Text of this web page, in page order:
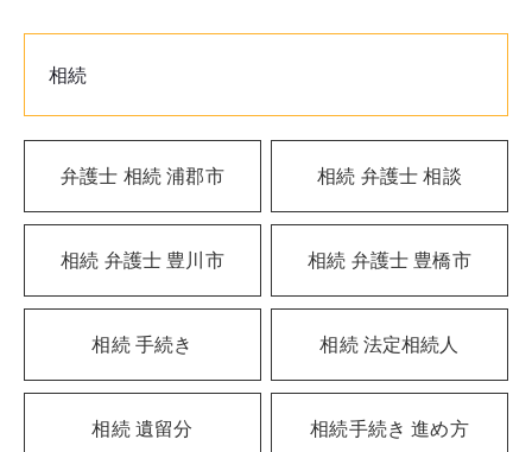
相続
弁護士 相続 浦郡市 相続 弁護士 相談
相続 弁護士 豊川市 相続 弁護士 豊橋市
相続 手続き 相続 法定相続人
相続 遺留分 相続手続き 進め方